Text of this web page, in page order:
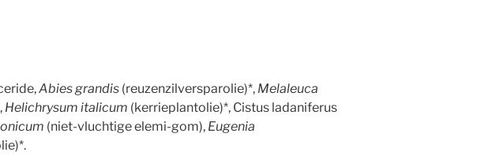
Abies grandis (reuzenzilversparolie)*, Melaleuca
Helichrysum italicum (kerrieplantolie)*, Cistus ladaniferus
(niet-vluchtige elemi-gom), Eugenia